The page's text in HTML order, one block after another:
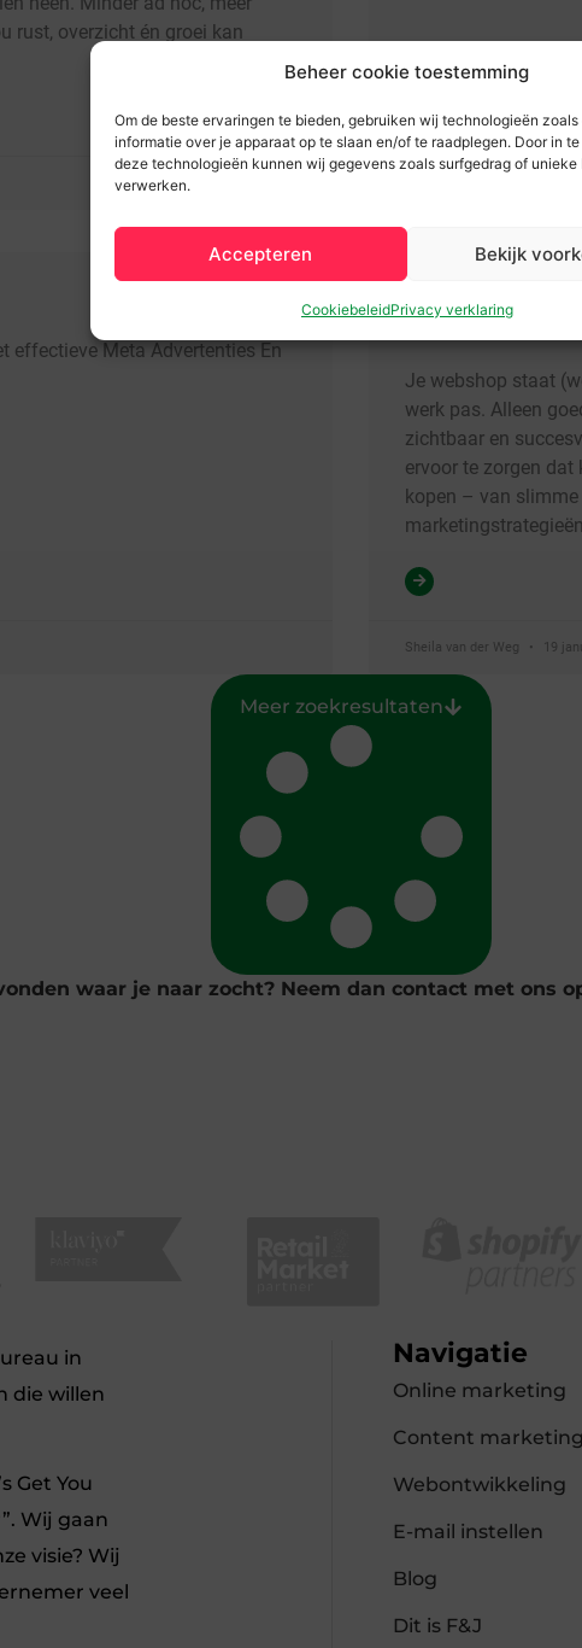
Beheer cookie toestemming
Om de beste ervaringen te bieden, gebruiken wij technologieën
informatie over je apparaat op te slaan en/of te raadplegen. Door in
deze technologieën kunnen wij gegevens zoals surfgedrag of unieke
verwerken.
Accepteren Bekijk
CookiebeleidPrivacy verklaring
rust, overzicht én groei kan
effectieve Meta Advertenties En
Webshop
groeien!
Je webshop staat
werk pas. Alleen
zichtbaar en
ervoor te zorgen
kopen – van
Sheila van der Weg 19
Meer zoekresultaten
waar je naar zocht? Neem dan contact met ons
in
die willen
Get You
Wij gaan
visie? Wij
veel
Navigatie
Online marketing
Content marketing
Webontwikkeling
E-mail instellen
Blog
Dit is F&J